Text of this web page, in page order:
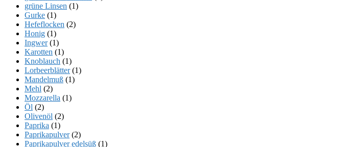
grüne Linsen (1)
Gurke (1)
Hefeflocken (2)
Honig (1)
Ingwer(1)
Karotten (1)
Knoblauch (1)
Lorbeerblätter(1)
Mandelmuß (1)
Mehl (2)
Mozzarella (1)
Öl (2)
Olivenöl (2)
Paprika (1)
Paprikapulver(2)
Paprikapulver edelsüß (1)